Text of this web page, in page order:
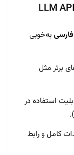
فارسی به‌خوبی
برتر مثل
استفاده در
کامل و رابط